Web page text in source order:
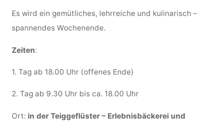
Es wird ein gemütliches, lehrreiche und kulinarisch –
spannendes Wochenende.
Zeiten:
1. Tag ab 18.00 Uhr (offenes Ende)
2. Tag ab 9.30 Uhr bis ca. 18.00 Uhr
Ort: in der Teiggeflüster – Erlebnisbäckerei und